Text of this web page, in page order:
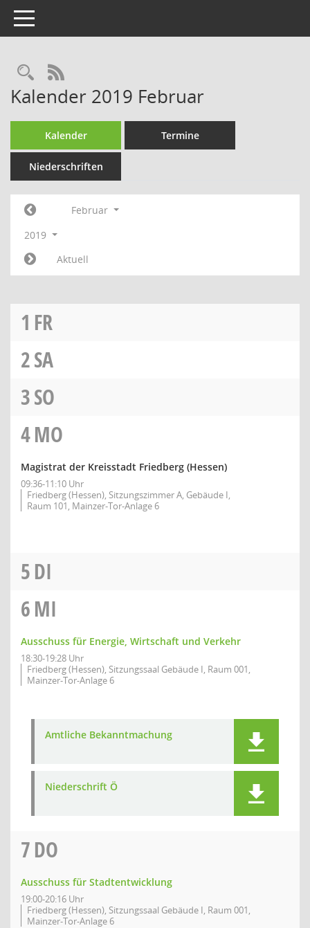
Toggle navigation
Rechercheauswahl
RSS-Feed
Kalender 2019 Februar
Kalender Termine
Niederschriften
Februar
2019
Aktuell
1 FR
2SA
3SO
4MO
Magistrat der Kreisstadt Friedberg (Hessen)
09:36-11:10 Uhr
Friedberg (Hessen), Sitzungszimmer A, Gebäude I,
Raum 101, Mainzer-Tor-Anlage 6
5DI
6MI
Ausschuss für Energie, Wirtschaft und Verkehr
18:30-19:28 Uhr
Friedberg (Hessen), Sitzungssaal Gebäude I, Raum 001,
Mainzer-Tor-Anlage 6
Amtliche Bekanntmachung
Niederschrift Ö
7DO
Ausschuss für Stadtentwicklung
19:00-20:16 Uhr
Friedberg (Hessen), Sitzungssaal Gebäude I, Raum 001,
Mainzer-Tor-Anlage 6